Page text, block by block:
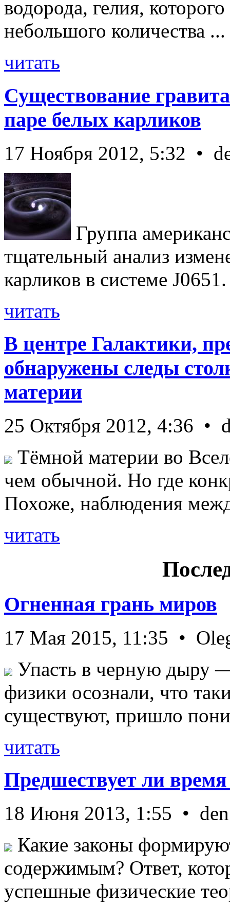
водорода, гелия,
небольшого количества ...
читать
Существование
паре белых карликов
17 Ноября 2012, 5:32 •
Группа
тщательный анализ
карликов в системе
читать
В центре Галактики,
обнаружены следы
материи
25 Октября 2012, 4:36 •
Тёмной материи во
чем обычной. Но где
Похоже, наблюдения
читать
Огненная грань миров
17 Мая 2015, 11:35 •
Упасть в черную дыру
физики осознали, что
существуют, пришло
читать
Предшествует ли
18 Июня 2013, 1:55 • den
Какие законы
содержимым? Ответ,
успешные физические